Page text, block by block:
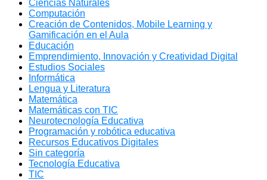
Ciencias Naturales
Computación
Creación de Contenidos, Mobile Learning y
Gamificación en el Aula
Educación
Emprendimiento, Innovación y Creatividad Digital
Estudios Sociales
Informática
Lengua y Literatura
Matemática
Matemáticas con TIC
Neurotecnología Educativa
Programación y robótica educativa
Recursos Educativos Digitales
Sin categoría
Tecnología Educativa
TIC